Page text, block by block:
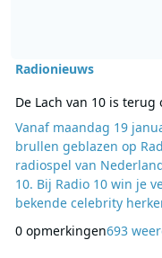
Radionieuws
De Lach van 10 is terug
Vanaf maandag 19
brullen geblazen op
radiospel van
10. Bij Radio 10 win je
bekende celebrity
geraden, wordt de
rijk en doe mee met de
0 opmerkingen693